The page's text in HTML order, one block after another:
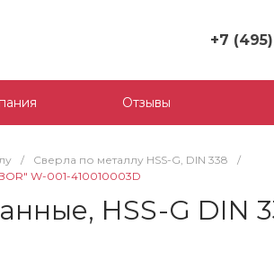
+7
+7 (495)
г. Москва,
Отзывы
/ Сверла по металлу HSS-G, DIN 338
/
W-001-410010003D
HSS-G DIN